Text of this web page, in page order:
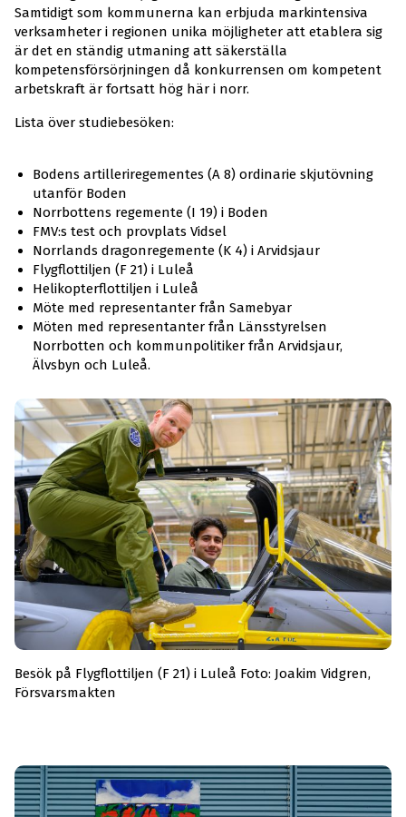
Samtidigt som kommunerna kan erbjuda markintensiva
verksamheter i regionen unika möjligheter att etablera sig
är det en ständig utmaning att säkerställa
kompetensförsörjningen då konkurrensen om kompetent
arbetskraft är fortsatt hög här i norr.
Lista över studiebesöken:
Bodens artilleriregementes (A 8) ordinarie skjutövning
utanför Boden
Norrbottens regemente (I 19) i Boden
FMV:s test och provplats Vidsel
Norrlands dragonregemente (K 4) i Arvidsjaur
Flygflottiljen (F 21) i Luleå
Helikopterflottiljen i Luleå
Möte med representanter från Samebyar
Möten med representanter från Länsstyrelsen
Norrbotten och kommunpolitiker från Arvidsjaur,
Älvsbyn och Luleå.
Besök på Flygflottiljen (F 21) i Luleå Foto: Joakim Vidgren,
Försvarsmakten